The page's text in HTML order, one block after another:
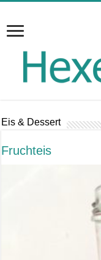
Eis & Dessert
Fruchteis